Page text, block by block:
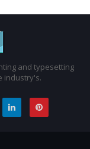
and typesetting
industry's.